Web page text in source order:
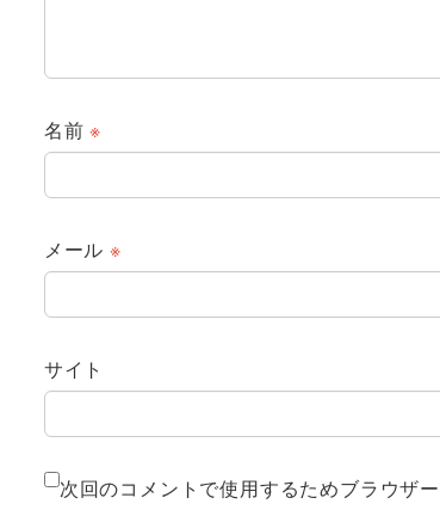
名前※
メール ※
サイト
次回のコメントで使用するためブラウザ